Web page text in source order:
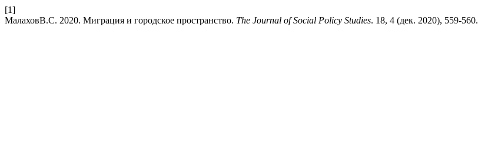
[1]
МалаховВ.С. 2020. Миграция и городское пространство. The Journal of Social Policy Studies. 18, 4 (дек. 2020), 559-560.